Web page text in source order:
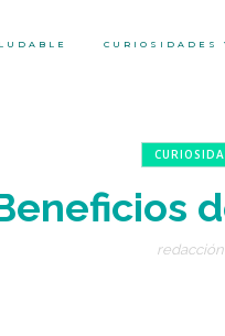
CURIOSIDADES
redacción